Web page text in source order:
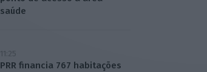
saúde
11:25
PRR financia 767 habitações